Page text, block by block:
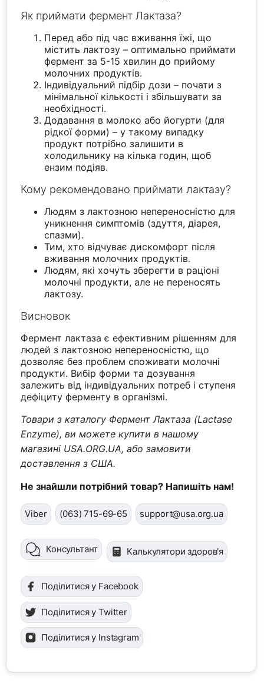
Як приймати фермент Лактаза?
Перед або під час вживання їжі, що
містить лактозу – оптимально приймати
фермент за 5-15 хвилин до прийому
молочних продуктів.
Індивідуальний підбір дози – почати з
мінімальної кількості і збільшувати за
необхідності.
Додавання в молоко або йогурти (для
рідкої форми) – у такому випадку
продукт потрібно залишити в
холодильнику на кілька годин, щоб
ензим подіяв.
Кому рекомендовано приймати лактазу?
Людям з лактозною непереносністю для
уникнення симптомів (здуття, діарея,
спазми).
Тим, хто відчуває дискомфорт після
вживання молочних продуктів.
Людям, які хочуть зберегти в раціоні
молочні продукти, але не переносять
лактозу.
Висновок
Фермент лактаза є ефективним рішенням для
людей з лактозною непереносністю, що
дозволяє без проблем споживати молочні
продукти. Вибір форми та дозування
залежить від індивідуальних потреб і ступеня
дефіциту ферменту в організмі.
Товари з каталогу Фермент Лактаза (Lactase
Enzyme), ви можете купити в нашому
магазині USA.ORG.UA, або замовити
доставлення з США.
Не знайшли потрібний товар? Напишіть нам!
Viber (063) 715-69-65 support@usa.org.ua
Консультант Калькулятори здоров'я
Поділитися у Facebook
Поділитися у Twitter
Поділитися у Instagram